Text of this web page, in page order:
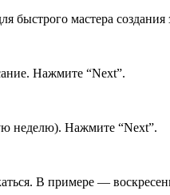
быстрого мастера создания
Нажмите “Next”.
неделю). Нажмите “Next”.
В примере —